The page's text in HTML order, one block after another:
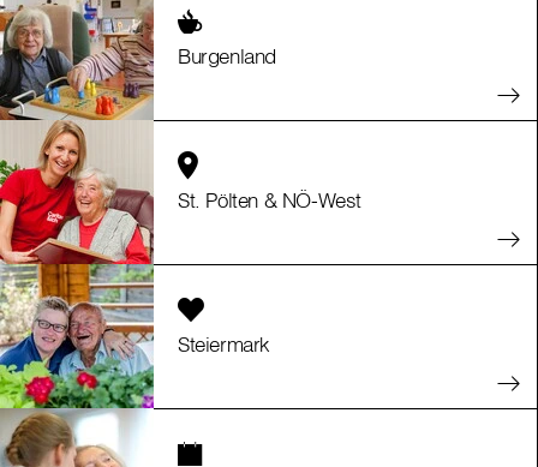
Burgenland
St. Pölten & NÖ-West
Steiermark